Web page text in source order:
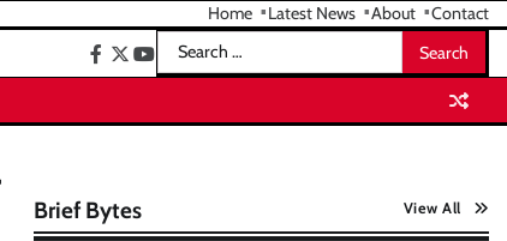
Home Latest News About Contact
facebook
twitteryoutube
Search
for:
Brief Bytes View All